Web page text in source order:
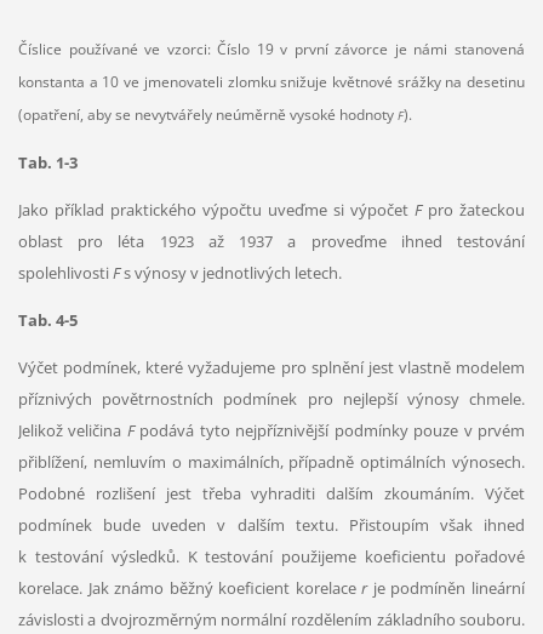
Číslice používané ve vzorci: Číslo 19 v první závorce je námi stanovená
konstanta a 10 ve jmenovateli zlomku snižuje květnové srážky na desetinu
(opatření, aby se nevytvářely neúměrně vysoké hodnoty F).
Tab. 1-3
Jako příklad praktického výpočtu uveďme si výpočetFpro žateckou
oblast pro léta 1923 až 1937 a proveďme ihned testování
spolehlivostiFs výnosy v jednotlivých letech.
Tab. 4-5
Výčet podmínek, které vyžadujeme pro splnění jest vlastně modelem
příznivých povětrnostních podmínek pro nejlepší výnosy chmele.
Jelikož veličina Fpodává tyto nejpříznivější podmínky pouze v prvém
přiblížení, nemluvím o maximálních, případně optimálních výnosech.
Podobné rozlišení jest třeba vyhraditi dalším zkoumáním. Výčet
podmínek bude uveden v dalším textu. Přistoupím však ihned
k testování výsledků. K testování použijeme koeficientu pořadové
korelace. Jak známo běžný koeficient korelacerje podmíněn lineární
závislosti a dvojrozměrným normální rozdělením základního souboru.